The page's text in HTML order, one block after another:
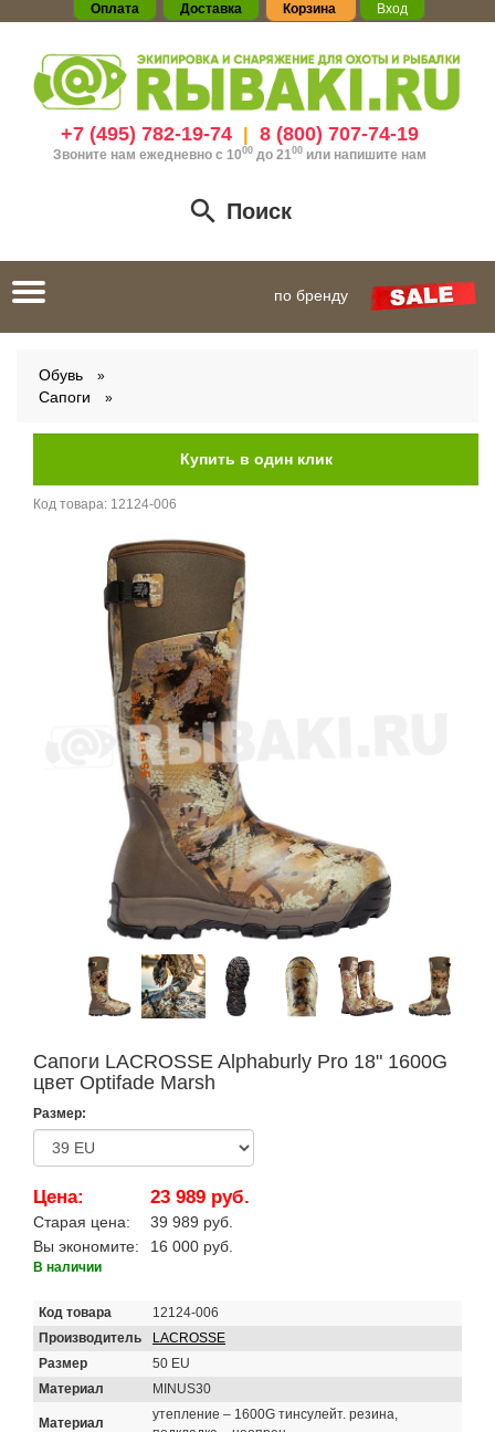
Оплата Доставка Корзина Вход
+7 (495) 782-19-74| 8 (800) 707-74-19
Звоните нам ежедневно с 1000до 21 00 или напишите нам
Поиск
Toggle
navigation
по бренду
Обувь
Сапоги
Код товара: 12124-006
Сапоги LACROSSE Alphaburly Pro 18" 1600G
цвет Optifade Marsh
Размер:
Цена: 23 989 руб.
Старая цена:
39 989 руб.
Вы экономите:
16 000 руб.
В наличии
Код товара
12124-006
Производитель
LACROSSE
Размер
50 EU
Материал
MINUS30
Материал
утепление – 1600G тинсулейт. резина,